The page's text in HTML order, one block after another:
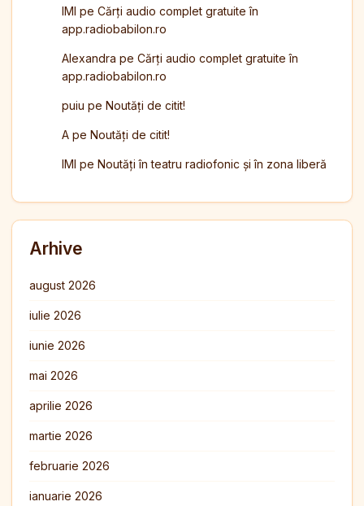
IMI pe Cărți audio complet gratuite în
app.radiobabilon.ro
Alexandra pe Cărți audio complet gratuite în
app.radiobabilon.ro
puiu pe Noutăți de citit!
A pe Noutăți de citit!
IMI pe Noutăți în teatru radiofonic și în zona liberă
Arhive
august 2026
iulie 2026
iunie 2026
mai 2026
aprilie 2026
martie 2026
februarie 2026
ianuarie 2026